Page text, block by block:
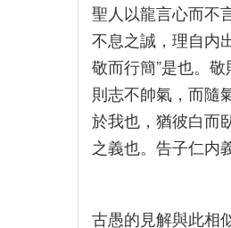
聖人以龍言心而不
不息之誠，理自内
敬而行簡”是也。
則志不帥氣，而隨
於我也，猶彼白而
之義也。告子仁内
古愚的見解與此相